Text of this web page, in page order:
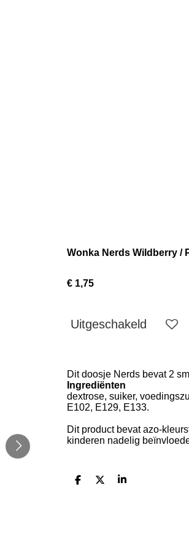
Wonka Nerds Wildberry /
€ 1,75
Uitgeschakeld
Dit doosje Nerds bevat 2
Ingrediënten
dextrose, suiker,
E102, E129, E133.
Dit product bevat azo-
kinderen nadelig
D
D
S